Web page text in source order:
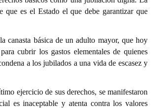
que es el Estado el que debe garantizar que
básica de un adulto mayor, que hoy
cubrir los gastos elementales de quienes
a los jubilados a una vida de escasez y
ejercicio de sus derechos, se manifestaron
es inaceptable y atenta contra los valores